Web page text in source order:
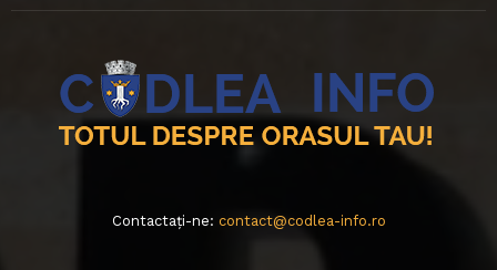
Contactați-ne: contact@codlea-info.ro